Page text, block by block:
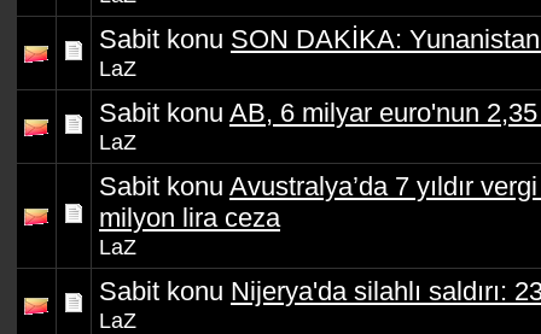
Sabit konu SON DAKİKA:
LaZ
Sabit konu AB, 6 milyar euro'nun
LaZ
Sabit konu Avustralya’da 7 yıldır
milyon lira ceza
LaZ
Sabit konu Nijerya'da silahlı saldırı:
LaZ